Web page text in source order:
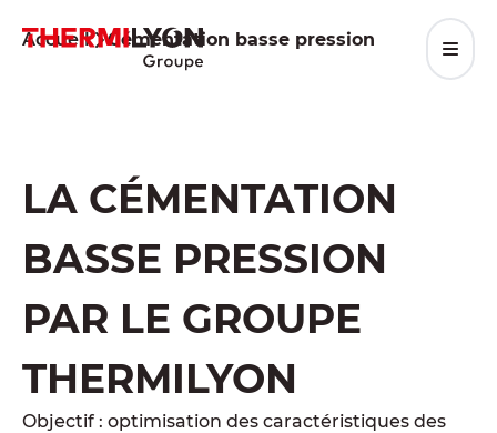
Accueil Cémentation basse pression
LA CÉMENTATION
BASSE PRESSION
PAR LE GROUPE
THERMILYON
Objectif : optimisation des caractéristiques des